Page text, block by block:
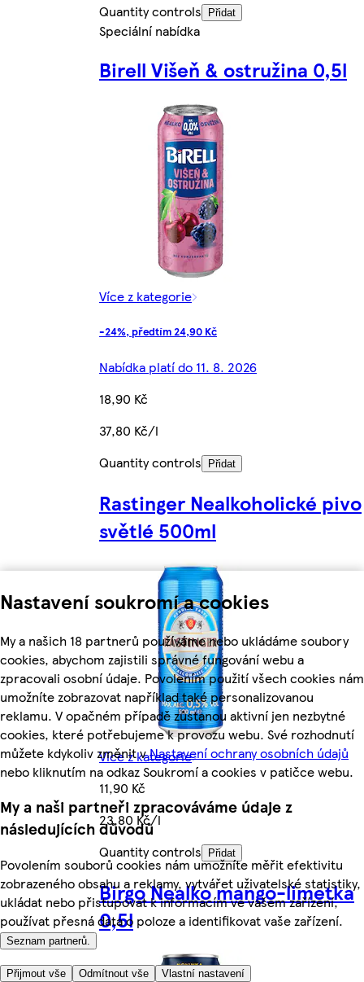
Nastavení soukromí a cookies
My a našich 18 partnerů používáme nebo ukládáme soubory
cookies, abychom zajistili správné fungování webu a
zpracovali osobní údaje. Povolením použití všech cookies nám
umožníte zobrazovat například také personalizovanou
reklamu. V opačném případě zůstanou aktivní jen nezbytné
cookies, které potřebujeme k provozu webu. Své rozhodnutí
můžete kdykoliv změnit vNastavení ochrany osobních údajů
nebo kliknutím na odkaz Soukromí a cookies v patičce webu.
My a naši partneři zpracováváme údaje z
následujících důvodů
Povolením souborů cookies nám umožníte měřit efektivitu
zobrazeného obsahu a reklamy, vytvářet uživatelské statistiky,
ukládat nebo přistupovat k informacím ve vašem zařízení,
používat přesná data o poloze a identifikovat vaše zařízení.
Seznam partnerů.
Přijmout vše Odmítnout vše Vlastní nastavení
Quantity controls
Přidat
Speciální nabídka
Birell Višeň & ostružina 0,5l
Více z kategorie
-24%, předtím 24,90 Kč
Nabídka platí do 11. 8. 2026
18,90 Kč
37,80 Kč/l
Quantity controls
Přidat
Rastinger Nealkoholické pivo
světlé 500ml
Více z kategorie
11,90 Kč
23,80 Kč/l
Quantity controls
Přidat
Birgo Nealko mango-limetka
0,5l